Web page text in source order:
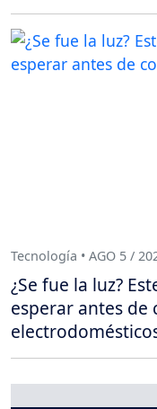
Tecnología • AGO 5 /
¿Se fue la luz?
esperar antes de